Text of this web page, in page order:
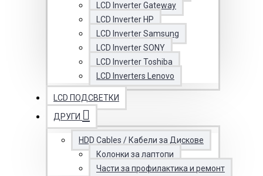
LCD Inverter Gateway
LCD Inverter HP
LCD Inverter Samsung
LCD Inverter SONY
LCD Inverter Toshiba
LCD Inverters Lenovo
LCD ПОДСВЕТКИ
ДРУГИ
HDD Cables / Кабели за Дискове
Колонки за лаптопи
Части за профилактика и ремонт